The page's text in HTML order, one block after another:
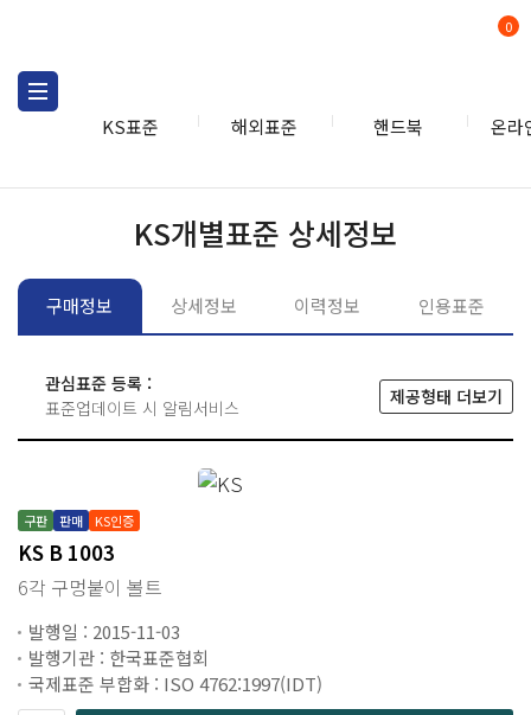
KS표준 해외표준 핸드북 온라
0
KS개별표준 상세정보
구매정보 상세정보 이력정보 인용표준
관심표준 등록 :
표준업데이트 시 알림서비스
제공형태 더보기
구판 판매 KS인증
KS B 1003
6각 구멍붙이 볼트
발행일 : 2015-11-03
발행기관 : 한국표준협회
국제표준 부합화 : ISO 4762:1997(IDT)